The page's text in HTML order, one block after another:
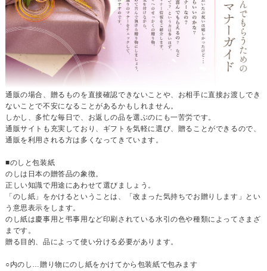
通販の場合、贈るものを直接確認できないことや、お相手に直接お渡しでき
ないことで不安になることがあるかもしれません。
しかし、多忙な毎日で、お返しの品を選ぶのにも一苦労です。
通販サイトも充実しており、ギフトを気軽に選び、贈ることができるので、
通販を利用される方は多くなってきています。
■のしと包装紙
のしは日本の贈答品の象徴。
正しい知識で用途にあわせて選びましょう。
「のし紙」をかけるということは、「改まった気持ちでお贈りします」とい
う意思表示をします。
のし紙は慶事用と弔事用など印刷されている水引の色や種類によってさまざ
まです。
贈る目的、品によって使い分ける必要があります。
○内のし…贈り物にのし紙をかけてから包装紙で包みます